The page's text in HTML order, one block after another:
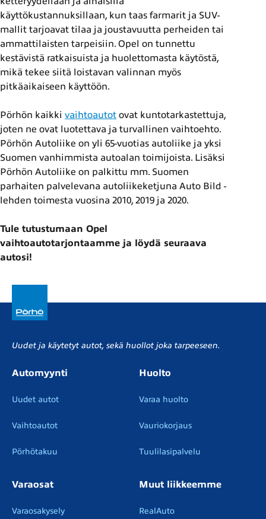
käyttökustannuksillaan, kun taas farmarit ja SUV-
mallit tarjoavat tilaa ja joustavuutta perheiden tai
ammattilaisten tarpeisiin. Opel on tunnettu
kestävistä ratkaisuista ja huolettomasta käytöstä,
mikä tekee siitä loistavan valinnan myös
pitkäaikaiseen käyttöön.
Pörhön kaikki vaihtoautot ovat kuntotarkastettuja,
joten ne ovat luotettava ja turvallinen vaihtoehto.
Pörhön Autoliike on yli 65-vuotias autoliike ja yksi
Suomen vanhimmista autoalan toimijoista. Lisäksi
Pörhön Autoliike on palkittu mm. Suomen
parhaiten palvelevana autoliikeketjuna Auto Bild -
lehden toimesta vuosina 2010, 2019 ja 2020.
Tule tutustumaan Opel
vaihtoautotarjontaamme ja löydä seuraava
autosi!
Uudet ja käytetyt autot, sekä huollot joka tarpeeseen.
Automyynti
Uudet autot
Vaihtoautot
Pörhötakuu
Huolto
Varaa huolto
Vauriokorjaus
Tuulilasipalvelu
Varaosat
Varaosakysely
Muut liikkeemme
RealAuto